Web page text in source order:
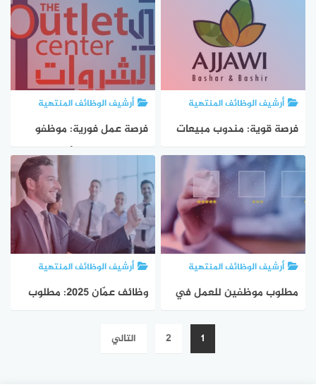
ة إداري/ة بالقدس
أرشيف الوظائف المنتهية
فرصة قوية: مندوب مبيعات
مواد غذائية – الشمال 2026
أرشيف الوظائف المنتهية
فرصة عمل فورية: موظفو
مبيعات ملابس وأحذية 2026
أرشيف الوظائف المنتهية
مطلوب موظفين للعمل في
أرشيف الوظائف المنتهية
وظائف عمّان 2025: مطلوب
1
2 التالي